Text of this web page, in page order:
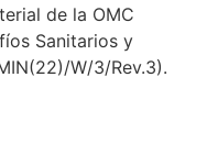
de la OMC
Sanitarios y
W/3/Rev.3).